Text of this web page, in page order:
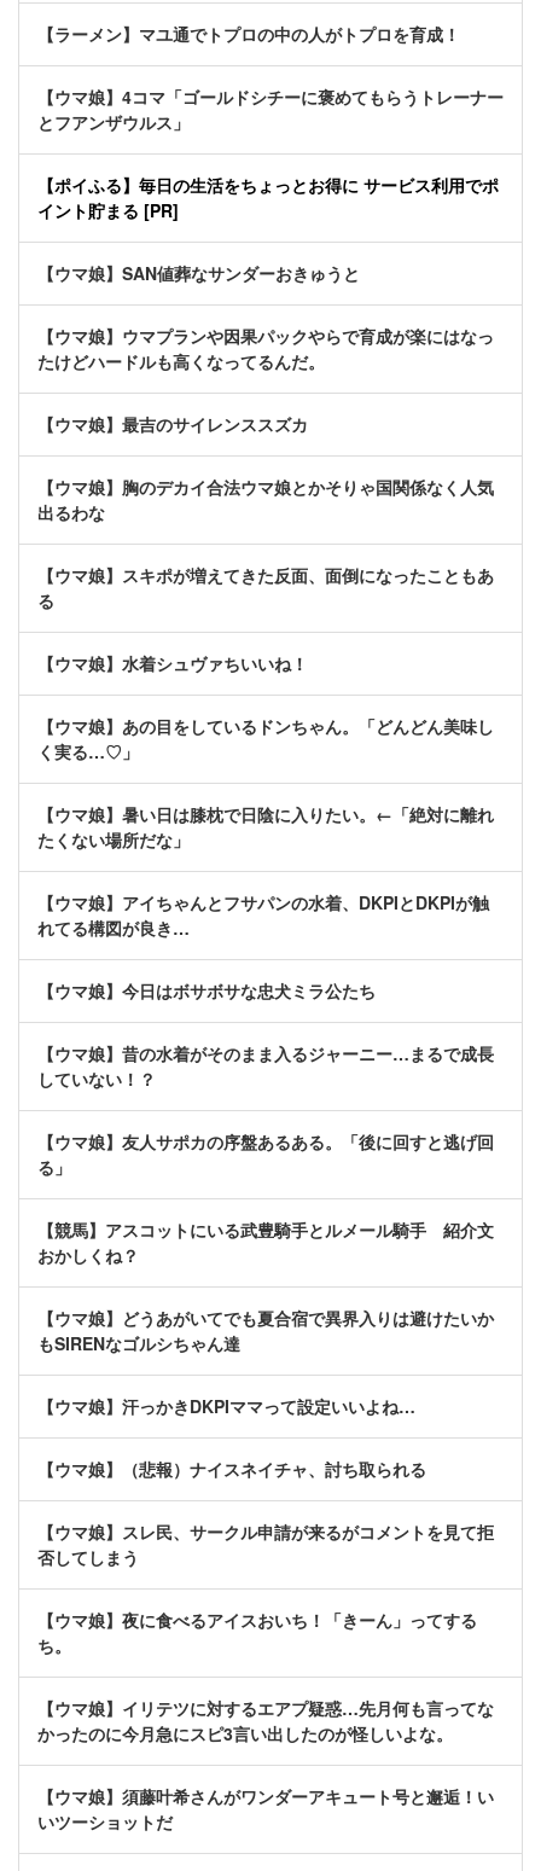
【ラーメン】マユ通でトプロの中の人がトプロを育成！
【ウマ娘】4コマ「ゴールドシチーに褒めてもらうトレーナー
とフアンザウルス」
【ポイふる】毎日の生活をちょっとお得に サービス利用でポ
イント貯まる [PR]
【ウマ娘】SAN値葬なサンダーおきゅうと
【ウマ娘】ウマプランや因果パックやらで育成が楽にはなっ
たけどハードルも高くなってるんだ。
【ウマ娘】最吉のサイレンススズカ
【ウマ娘】胸のデカイ合法ウマ娘とかそりゃ国関係なく人気
出るわな
【ウマ娘】スキポが増えてきた反面、面倒になったこともあ
る
【ウマ娘】水着シュヴァちいいね！
【ウマ娘】あの目をしているドンちゃん。「どんどん美味し
く実る…♡」
【ウマ娘】暑い日は膝枕で日陰に入りたい。←「絶対に離れ
たくない場所だな」
【ウマ娘】アイちゃんとフサパンの水着、DKPIとDKPIが触
れてる構図が良き…
【ウマ娘】今日はボサボサな忠犬ミラ公たち
【ウマ娘】昔の水着がそのまま入るジャーニー…まるで成長
していない！？
【ウマ娘】友人サポカの序盤あるある。「後に回すと逃げ回
る」
【競馬】アスコットにいる武豊騎手とルメール騎手 紹介文
おかしくね？
【ウマ娘】どうあがいてでも夏合宿で異界入りは避けたいか
もSIRENなゴルシちゃん達
【ウマ娘】汗っかきDKPIママって設定いいよね…
【ウマ娘】（悲報）ナイスネイチャ、討ち取られる
【ウマ娘】スレ民、サークル申請が来るがコメントを見て拒
否してしまう
【ウマ娘】夜に食べるアイスおいち！「きーん」ってする
ち。
【ウマ娘】イリテツに対するエアプ疑惑…先月何も言ってな
かったのに今月急にスピ3言い出したのが怪しいよな。
【ウマ娘】須藤叶希さんがワンダーアキュート号と邂逅！い
いツーショットだ